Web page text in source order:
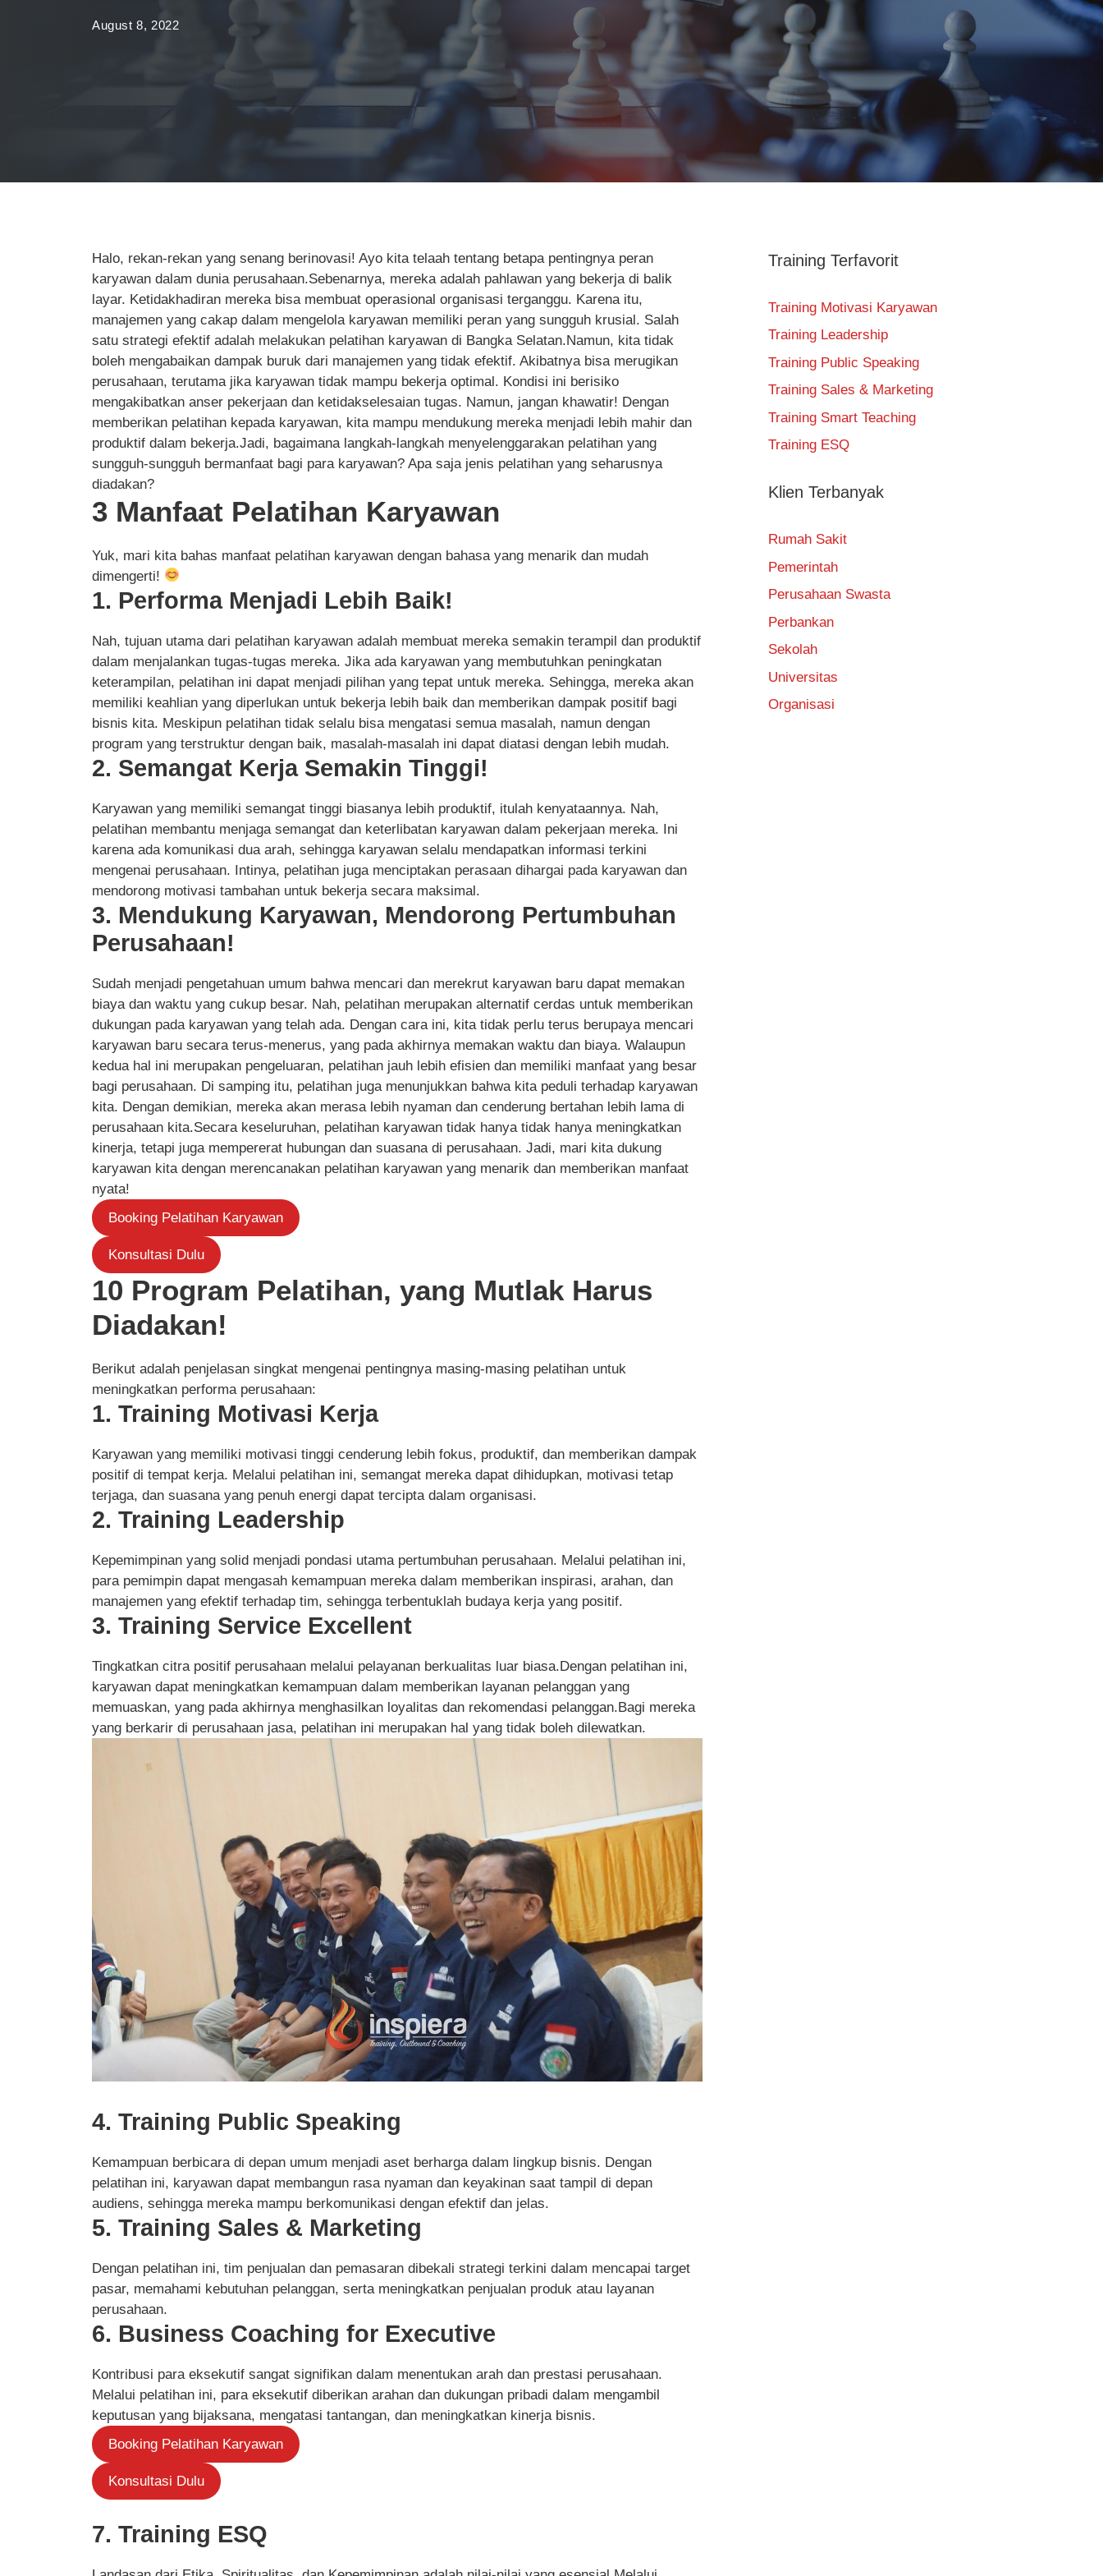
August 8, 2022
Halo, rekan-rekan yang senang berinovasi! Ayo kita telaah tentang betapa pentingnya peran
karyawan dalam dunia perusahaan.Sebenarnya, mereka adalah pahlawan yang bekerja di balik
layar. Ketidakhadiran mereka bisa membuat operasional organisasi terganggu. Karena itu,
manajemen yang cakap dalam mengelola karyawan memiliki peran yang sungguh krusial. Salah
satu strategi efektif adalah melakukan pelatihan karyawan di Bangka Selatan.Namun, kita tidak
boleh mengabaikan dampak buruk dari manajemen yang tidak efektif. Akibatnya bisa merugikan
perusahaan, terutama jika karyawan tidak mampu bekerja optimal. Kondisi ini berisiko
mengakibatkan anser pekerjaan dan ketidakselesaian tugas. Namun, jangan khawatir! Dengan
memberikan pelatihan kepada karyawan, kita mampu mendukung mereka menjadi lebih mahir dan
produktif dalam bekerja.Jadi, bagaimana langkah-langkah menyelenggarakan pelatihan yang
sungguh-sungguh bermanfaat bagi para karyawan? Apa saja jenis pelatihan yang seharusnya
diadakan?
3 Manfaat Pelatihan Karyawan
Yuk, mari kita bahas manfaat pelatihan karyawan dengan bahasa yang menarik dan mudah
dimengerti!
1. Performa Menjadi Lebih Baik!
Nah, tujuan utama dari pelatihan karyawan adalah membuat mereka semakin terampil dan produktif
dalam menjalankan tugas-tugas mereka. Jika ada karyawan yang membutuhkan peningkatan
keterampilan, pelatihan ini dapat menjadi pilihan yang tepat untuk mereka. Sehingga, mereka akan
memiliki keahlian yang diperlukan untuk bekerja lebih baik dan memberikan dampak positif bagi
bisnis kita. Meskipun pelatihan tidak selalu bisa mengatasi semua masalah, namun dengan
program yang terstruktur dengan baik, masalah-masalah ini dapat diatasi dengan lebih mudah.
2. Semangat Kerja Semakin Tinggi!
Karyawan yang memiliki semangat tinggi biasanya lebih produktif, itulah kenyataannya. Nah,
pelatihan membantu menjaga semangat dan keterlibatan karyawan dalam pekerjaan mereka. Ini
karena ada komunikasi dua arah, sehingga karyawan selalu mendapatkan informasi terkini
mengenai perusahaan. Intinya, pelatihan juga menciptakan perasaan dihargai pada karyawan dan
mendorong motivasi tambahan untuk bekerja secara maksimal.
3. Mendukung Karyawan, Mendorong Pertumbuhan
Perusahaan!
Sudah menjadi pengetahuan umum bahwa mencari dan merekrut karyawan baru dapat memakan
biaya dan waktu yang cukup besar. Nah, pelatihan merupakan alternatif cerdas untuk memberikan
dukungan pada karyawan yang telah ada. Dengan cara ini, kita tidak perlu terus berupaya mencari
karyawan baru secara terus-menerus, yang pada akhirnya memakan waktu dan biaya. Walaupun
kedua hal ini merupakan pengeluaran, pelatihan jauh lebih efisien dan memiliki manfaat yang besar
bagi perusahaan. Di samping itu, pelatihan juga menunjukkan bahwa kita peduli terhadap karyawan
kita. Dengan demikian, mereka akan merasa lebih nyaman dan cenderung bertahan lebih lama di
perusahaan kita.Secara keseluruhan, pelatihan karyawan tidak hanya tidak hanya meningkatkan
kinerja, tetapi juga mempererat hubungan dan suasana di perusahaan. Jadi, mari kita dukung
karyawan kita dengan merencanakan pelatihan karyawan yang menarik dan memberikan manfaat
nyata!
Booking Pelatihan Karyawan
Konsultasi Dulu
10 Program Pelatihan, yang Mutlak Harus
Diadakan!
Berikut adalah penjelasan singkat mengenai pentingnya masing-masing pelatihan untuk
meningkatkan performa perusahaan:
1. Training Motivasi Kerja
Karyawan yang memiliki motivasi tinggi cenderung lebih fokus, produktif, dan memberikan dampak
positif di tempat kerja. Melalui pelatihan ini, semangat mereka dapat dihidupkan, motivasi tetap
terjaga, dan suasana yang penuh energi dapat tercipta dalam organisasi.
2. Training Leadership
Kepemimpinan yang solid menjadi pondasi utama pertumbuhan perusahaan. Melalui pelatihan ini,
para pemimpin dapat mengasah kemampuan mereka dalam memberikan inspirasi, arahan, dan
manajemen yang efektif terhadap tim, sehingga terbentuklah budaya kerja yang positif.
3. Training Service Excellent
Tingkatkan citra positif perusahaan melalui pelayanan berkualitas luar biasa.Dengan pelatihan ini,
karyawan dapat meningkatkan kemampuan dalam memberikan layanan pelanggan yang
memuaskan, yang pada akhirnya menghasilkan loyalitas dan rekomendasi pelanggan.Bagi mereka
yang berkarir di perusahaan jasa, pelatihan ini merupakan hal yang tidak boleh dilewatkan.
4. Training Public Speaking
Kemampuan berbicara di depan umum menjadi aset berharga dalam lingkup bisnis. Dengan
pelatihan ini, karyawan dapat membangun rasa nyaman dan keyakinan saat tampil di depan
audiens, sehingga mereka mampu berkomunikasi dengan efektif dan jelas.
5. Training Sales & Marketing
Dengan pelatihan ini, tim penjualan dan pemasaran dibekali strategi terkini dalam mencapai target
pasar, memahami kebutuhan pelanggan, serta meningkatkan penjualan produk atau layanan
perusahaan.
6. Business Coaching for Executive
Kontribusi para eksekutif sangat signifikan dalam menentukan arah dan prestasi perusahaan.
Melalui pelatihan ini, para eksekutif diberikan arahan dan dukungan pribadi dalam mengambil
keputusan yang bijaksana, mengatasi tantangan, dan meningkatkan kinerja bisnis.
Booking Pelatihan Karyawan
Konsultasi Dulu
7. Training ESQ
Training Terfavorit
Training Motivasi Karyawan
Training Leadership
Training Public Speaking
Training Sales & Marketing
Training Smart Teaching
Training ESQ
Klien Terbanyak
Rumah Sakit
Pemerintah
Perusahaan Swasta
Perbankan
Sekolah
Universitas
Organisasi